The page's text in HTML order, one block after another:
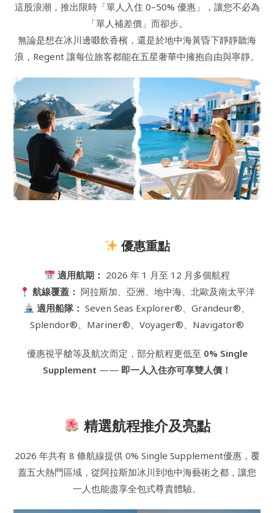
這股浪潮，推出限時「單人入住 0–50% 優惠」，讓您不必為
「單人補差價」而卻步。
無論是想在冰川邊啜飲香檳，還是於地中海黃昏下靜靜聽海
浪，Regent 讓每位旅客都能在五星奢華中擁抱自由與寧靜。
優惠重點
適用航期： 2026 年 1 月至 12 月多個航程
航線覆蓋： 阿拉斯加、亞洲、地中海、北歐及南太平洋
適用船隊： Seven Seas Explorer®、Grandeur®、
Splendor®、Mariner®、Voyager®、Navigator®
優惠視乎艙等及航次而定，部分航程更低至 0% Single
Supplement —— 即一人入住亦可享雙人價！
精選航程推介及亮點
2026 年共有 8 條航線提供 0% Single Supplement優惠，覆
蓋五大熱門區域，從阿拉斯加冰川到地中海藝術之都，讓您
一人也能盡享全包式尊貴體驗。